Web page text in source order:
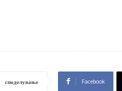
споделување Facebook